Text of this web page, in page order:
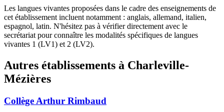
Les langues vivantes proposées dans le cadre des enseignements de
cet établissement incluent notamment : anglais, allemand, italien,
espagnol, latin. N'hésitez pas à vérifier directement avec le
secrétariat pour connaître les modalités spécifiques de langues
vivantes 1 (LV1) et 2 (LV2).
Autres établissements à Charleville-
Mézières
Collège Arthur Rimbaud